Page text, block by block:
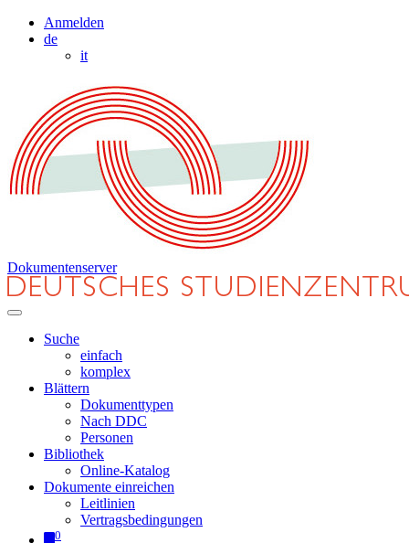
Anmelden
de
it
Dokumentenserver
Suche
einfach
komplex
Blättern
Dokumenttypen
Nach DDC
Personen
Bibliothek
Online-Katalog
Dokumente einreichen
Leitlinien
Vertragsbedingungen
0